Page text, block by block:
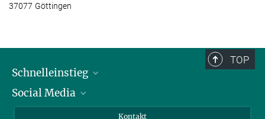
37077 Göttingen
TOP
Schnelleinstieg
Alumni
Social Media
Kontakt